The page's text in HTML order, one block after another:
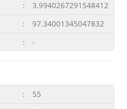
:
3.9940267291548412
:
97.34001345047832
: -
:
55